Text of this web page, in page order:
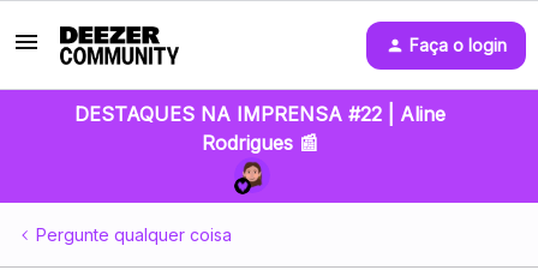
Faça o login
DESTAQUES NA IMPRENSA #22 | Aline
Rodrigues 📰
Pergunte qualquer coisa